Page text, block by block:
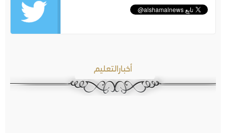
أخبارالتعليم